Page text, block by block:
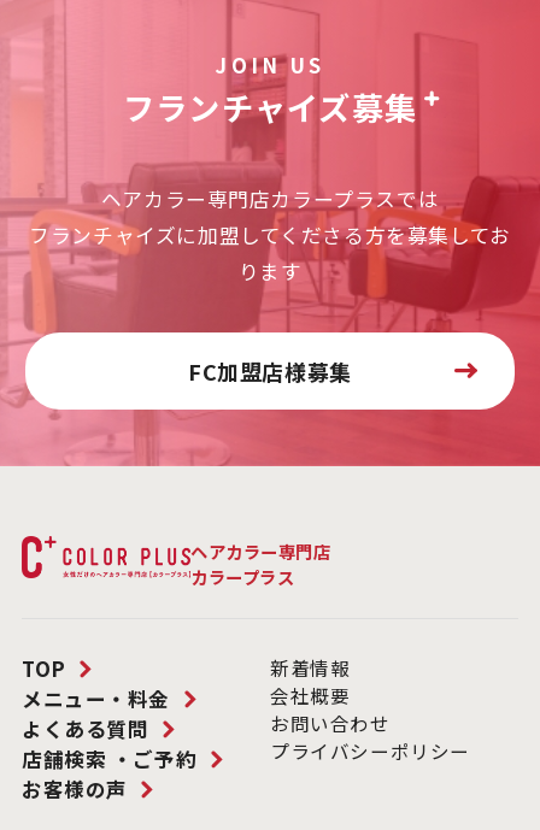
JOIN US
フランチャイズ募集
ヘアカラー専門店カラープラスでは
フランチャイズに加盟してくださる方を募集してお
ります
FC加盟店様募集
ヘアカラー専門店
カラープラス
TOP
メニュー・料金
よくある質問
店舗検索 ・ご予約
お客様の声
新着情報
会社概要
お問い合わせ
プライバシーポリシー